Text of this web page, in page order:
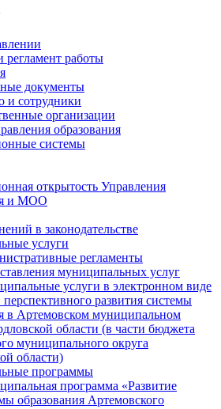
регламент работы
документы
и сотрудники
организации
образования
системы
открытость Управления
и МОО
в законодательстве
услуги
регламенты
муниципальных услуг
услуги в электронном виде
развития системы
в Артемовском муниципальном
области (в части бюджета
муниципального округа
области)
программы
программа «Развитие
образования Артемовского